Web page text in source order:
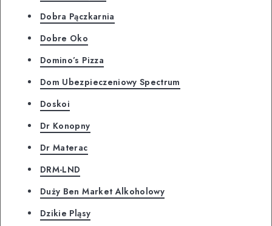
Dobra Pączkarnia
Dobre Oko
Domino’s Pizza
Dom Ubezpieczeniowy Spectrum
Doskoi
Dr Konopny
Dr Materac
DRM-LND
Duży Ben Market Alkoholowy
Dzikie Pląsy